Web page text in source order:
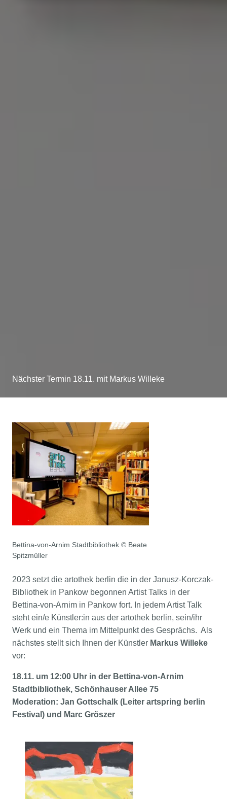
Nächster Termin 18.11. mit Markus Willeke
Bettina-von-Arnim Stadtbibliothek © Beate
Spitzmüller
2023 setzt die artothek berlin die in der Janusz-Korczak-
Bibliothek in Pankow begonnen Artist Talks in der
Bettina-von-Arnim in Pankow fort. In jedem Artist Talk
steht ein/e Künstler:in aus der artothek berlin, sein/ihr
Werk und ein Thema im Mittelpunkt des Gesprächs. Als
nächstes stellt sich Ihnen der Künstler Markus Willeke
vor:
18.11. um 12:00 Uhr in der Bettina-von-Arnim
Stadtbibliothek, Schönhauser Allee 75
Moderation: Jan Gottschalk (Leiter artspring berlin
Festival) und Marc Gröszer